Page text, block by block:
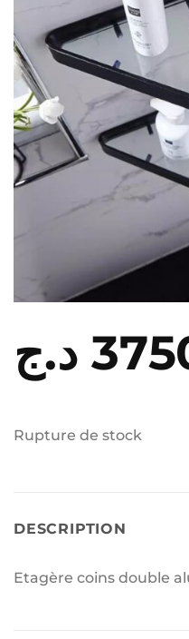
د.ج
Rupture de stock
DESCRIPTION
Etagère coins double